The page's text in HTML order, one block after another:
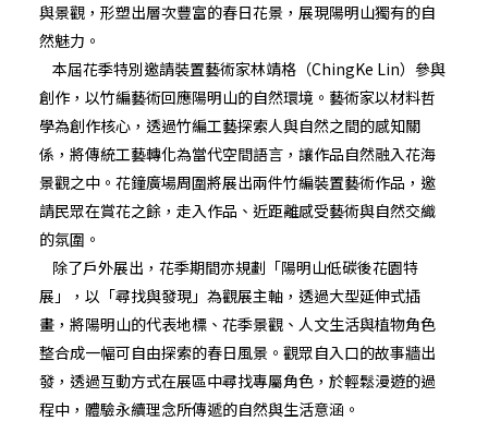
與景觀，形塑出層次豐富的春日花景，展現陽明山獨有的自
然魅力。
本屆花季特別邀請裝置藝術家林靖格（ChingKe Lin）參與
創作，以竹編藝術回應陽明山的自然環境。藝術家以材料哲
學為創作核心，透過竹編工藝探索人與自然之間的感知關
係，將傳統工藝轉化為當代空間語言，讓作品自然融入花海
景觀之中。花鐘廣場周圍將展出兩件竹編裝置藝術作品，邀
請民眾在賞花之餘，走入作品、近距離感受藝術與自然交織
的氛圍。
除了戶外展出，花季期間亦規劃「陽明山低碳後花園特
展」，以「尋找與發現」為觀展主軸，透過大型延伸式插
畫，將陽明山的代表地標、花季景觀、人文生活與植物角色
整合成一幅可自由探索的春日風景。觀眾自入口的故事牆出
發，透過互動方式在展區中尋找專屬角色，於輕鬆漫遊的過
程中，體驗永續理念所傳遞的自然與生活意涵。